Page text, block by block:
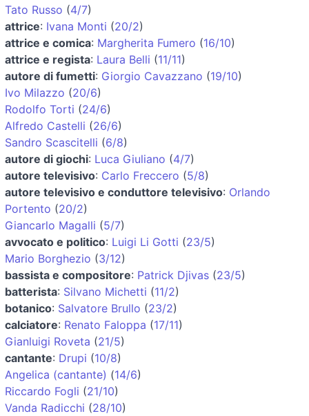
Tato Russo (4/7)
attrice: Ivana Monti (20/2)
attrice e comica: Margherita Fumero (16/10)
attrice e regista: Laura Belli (11/11)
autore di fumetti: Giorgio Cavazzano (19/10)
Ivo Milazzo (20/6)
Rodolfo Torti (24/6)
Alfredo Castelli (26/6)
Sandro Scascitelli (6/8)
autore di giochi: Luca Giuliano (4/7)
autore televisivo: Carlo Freccero (5/8)
autore televisivo e conduttore televisivo: Orlando
Portento (20/2)
Giancarlo Magalli (5/7)
avvocato e politico: Luigi Li Gotti (23/5)
Mario Borghezio (3/12)
bassista e compositore: Patrick Djivas (23/5)
batterista: Silvano Michetti (11/2)
botanico: Salvatore Brullo (23/2)
calciatore: Renato Faloppa (17/11)
Gianluigi Roveta (21/5)
cantante: Drupi (10/8)
Angelica (cantante) (14/6)
Riccardo Fogli (21/10)
Vanda Radicchi (28/10)